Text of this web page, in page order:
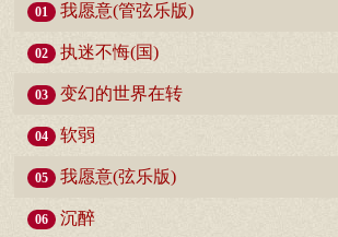
01 我愿意(管弦乐版)
02 执迷不悔(国)
03 变幻的世界在转
04 软弱
05 我愿意(弦乐版)
06 沉醉